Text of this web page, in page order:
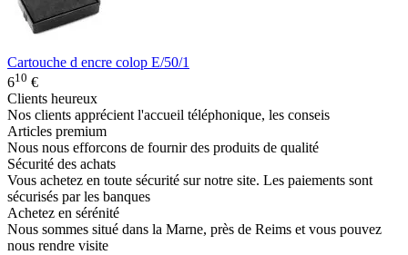
Cartouche d encre colop E/50/1
610 €
Clients heureux
Nos clients apprécient l'accueil téléphonique, les conseis
Articles premium
Nous nous efforcons de fournir des produits de qualité
Sécurité des achats
Vous achetez en toute sécurité sur notre site. Les paiements sont
sécurisés par les banques
Achetez en sérénité
Nous sommes situé dans la Marne, près de Reims et vous pouvez
nous rendre visite